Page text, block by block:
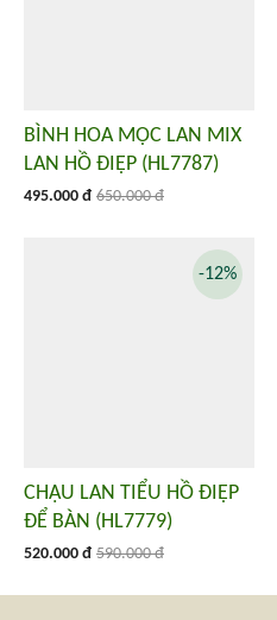
BÌNH HOA MỘC LAN MIX
LAN HỒ ĐIỆP (HL7787)
495.000 đ 650.000 đ
CHẬU LAN TIỂU HỒ ĐIỆP
ĐỂ BÀN (HL7779)
520.000 đ 590.000 đ
-12%